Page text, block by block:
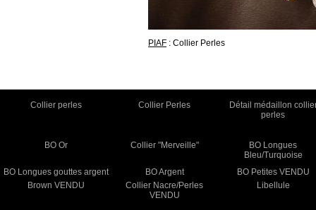
PIAF : Collier Perles
Collier perles Collier Perles
Détail médaillon
perles
BO Or Collier "Merveille"
BO Longues
Bleu/Turquoise
BO Longues gouttes argent
BO Argent
BO Petites VENDU
Brown VENDU
Collier Nacre/Perles
VENDU
Libellule